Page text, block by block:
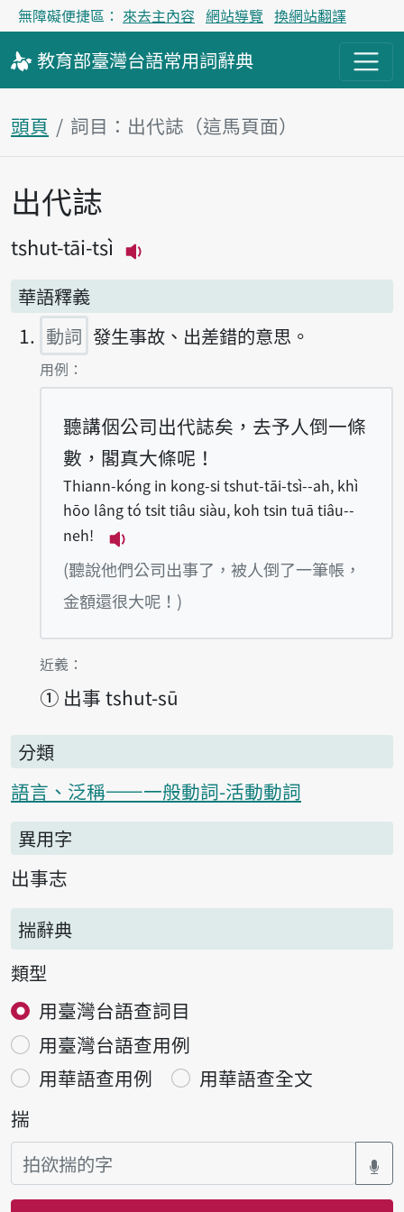
無障礙便捷區： 來去主內容 網站導覽 換網站翻譯
教育部臺灣台語常用詞辭典
頭頁 詞目：出代誌（這馬頁面）
主內容區
出代誌
tshut-tāi-tsì
華語釋義
動詞 發生事故、出差錯的意思。
第1項釋義的
用例：
聽講𪜶公司出代誌矣，去予人倒一條
數，閣真大條呢！
Thiann-kóng in kong-si tshut-tāi-tsì--ah, khì
hōo lâng tó tsi̍t tiâu siàu, koh tsin tuā tiâu--
neh!
播放例句Thiann-kóng in kong-si
(聽說他們公司出事了，被人倒了一筆帳，
金額還很大呢！)
第1項釋義的
近義：
① 出事 tshut-sū
分類
語言、泛稱——一般動詞-活動動詞
異用字
出事志
揣辭典
類型
用臺灣台語查詞目
用臺灣台語查用例
用華語查用例
用華語查全文
揣